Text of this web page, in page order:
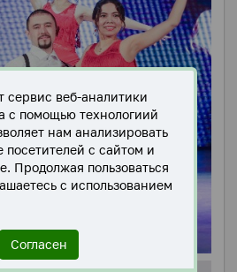
сервис веб-аналитики
с помощью технологиий
нам анализировать
посетителей с сайтом и
Продолжая пользоваться
с использованием
Согласен